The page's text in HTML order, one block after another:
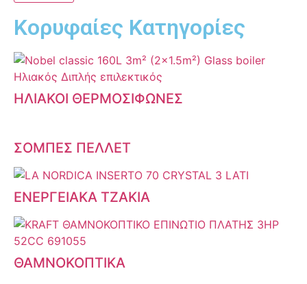
Κορυφαίες Κατηγορίες
ΗΛΙΑΚΟΙ ΘΕΡΜΟΣΙΦΩΝΕΣ
ΣΟΜΠΕΣ ΠΕΛΛΕΤ
ΕΝΕΡΓΕΙΑΚΑ ΤΖΑΚΙΑ
ΘΑΜΝΟΚΟΠΤΙΚΑ